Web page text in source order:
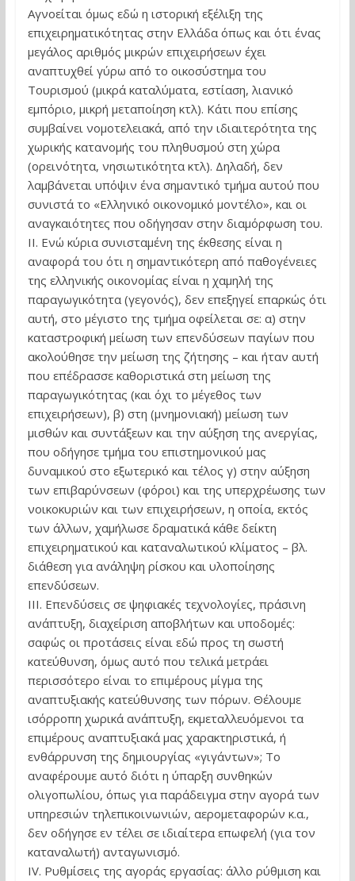
Αγνοείται όμως εδώ η ιστορική εξέλιξη της
επιχειρηματικότητας στην Ελλάδα όπως και ότι ένας
μεγάλος αριθμός μικρών επιχειρήσεων έχει
αναπτυχθεί γύρω από το οικοσύστημα του
Τουρισμού (μικρά καταλύματα, εστίαση, λιανικό
εμπόριο, μικρή μεταποίηση κτλ). Κάτι που επίσης
συμβαίνει νομοτελειακά, από την ιδιαιτερότητα της
χωρικής κατανομής του πληθυσμού στη χώρα
(ορεινότητα, νησιωτικότητα κτλ). Δηλαδή, δεν
λαμβάνεται υπόψιν ένα σημαντικό τμήμα αυτού που
συνιστά το «Ελληνικό οικονομικό μοντέλο», και οι
αναγκαιότητες που οδήγησαν στην διαμόρφωση του.
ΙΙ. Ενώ κύρια συνισταμένη της έκθεσης είναι η
αναφορά του ότι η σημαντικότερη από παθογένειες
της ελληνικής οικονομίας είναι η χαμηλή της
παραγωγικότητα (γεγονός), δεν επεξηγεί επαρκώς ότι
αυτή, στο μέγιστο της τμήμα οφείλεται σε: α) στην
καταστροφική μείωση των επενδύσεων παγίων που
ακολούθησε την μείωση της ζήτησης – και ήταν αυτή
που επέδρασσε καθοριστικά στη μείωση της
παραγωγικότητας (και όχι το μέγεθος των
επιχειρήσεων), β) στη (μνημονιακή) μείωση των
μισθών και συντάξεων και την αύξηση της ανεργίας,
που οδήγησε τμήμα του επιστημονικού μας
δυναμικού στο εξωτερικό και τέλος γ) στην αύξηση
των επιβαρύνσεων (φόροι) και της υπερχρέωσης των
νοικοκυριών και των επιχειρήσεων, η οποία, εκτός
των άλλων, χαμήλωσε δραματικά κάθε δείκτη
επιχειρηματικού και καταναλωτικού κλίματος – βλ.
διάθεση για ανάληψη ρίσκου και υλοποίησης
επενδύσεων.
ΙΙΙ. Επενδύσεις σε ψηφιακές τεχνολογίες, πράσινη
ανάπτυξη, διαχείριση αποβλήτων και υποδομές:
σαφώς οι προτάσεις είναι εδώ προς τη σωστή
κατεύθυνση, όμως αυτό που τελικά μετράει
περισσότερο είναι το επιμέρους μίγμα της
αναπτυξιακής κατεύθυνσης των πόρων. Θέλουμε
ισόρροπη χωρικά ανάπτυξη, εκμεταλλευόμενοι τα
επιμέρους αναπτυξιακά μας χαρακτηριστικά, ή
ενθάρρυνση της δημιουργίας «γιγάντων»; Το
αναφέρουμε αυτό διότι η ύπαρξη συνθηκών
ολιγοπωλίου, όπως για παράδειγμα στην αγορά των
υπηρεσιών τηλεπικοινωνιών, αερομεταφορών κ.α.,
δεν οδήγησε εν τέλει σε ιδιαίτερα επωφελή (για τον
καταναλωτή) ανταγωνισμό.
ΙV. Ρυθμίσεις της αγοράς εργασίας: άλλο ρύθμιση και